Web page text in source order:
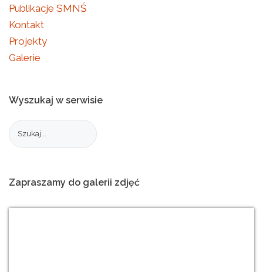
Publikacje SMNŚ
Kontakt
Projekty
Galerie
Wyszukaj w serwisie
Zapraszamy do galerii zdjęć